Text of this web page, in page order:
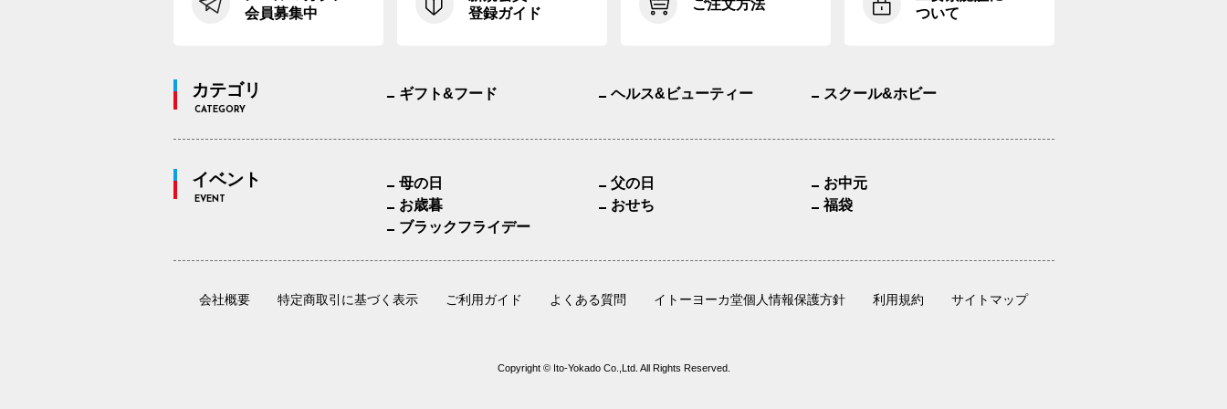
会員募集中
登録ガイド
ご注文方法
ついて
カテゴリ
CATEGORY
ギフト&フード ヘルス&ビューティー スクール&ホビー
イベント
EVENT
母の日 父の日
お中元
お歳暮
おせち
福袋
ブラックフライデー
会社概要 特定商取引に基づく表示 ご利用ガイド よくある質問 イトーヨーカ堂個人情報保護方針 利用規約 サイトマップ
Copyright © Ito-Yokado Co.,Ltd. All Rights Reserved.